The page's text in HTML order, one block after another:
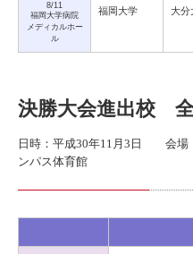
8/11
福岡大学病院
メディカルホー
ル
福岡大学 大分
決勝大会進出校
日時：平成30年11月3日 会場
ンパス体育館